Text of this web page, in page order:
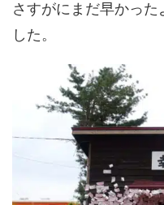
さすがにまだ早かっ
した。